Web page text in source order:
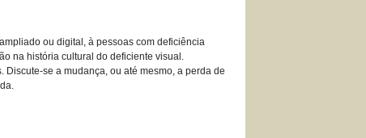
ou digital, à pessoas com deficiência
na história cultural do deficiente visual.
se a mudança, ou até mesmo, a perda de